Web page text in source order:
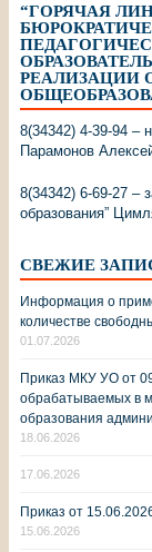
“ГОРЯЧАЯ
РЕАЛИЗАЦИИ
8(34342) 4-39-94 –
Парамонов
8(34342) 6-69-27 –
образования”
СВЕЖИЕ
Информация о
количестве
01.07.2026
Приказ МКУ УО от
обрабатываемых в
образования
18.06.2026
17.06.2026
Приказ от
15.06.2026